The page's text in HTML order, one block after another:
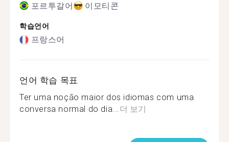
포르투갈어 이모티콘
학습언어
프랑스어
언어 학습 목표
Ter uma noção maior dos idiomas com uma
conversa normal do dia...더 보기